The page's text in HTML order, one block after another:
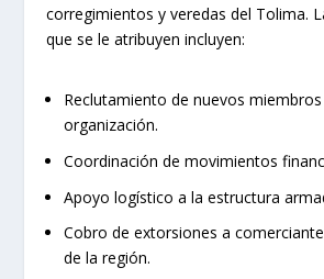
corregimientos y veredas del Tolima.
que se le atribuyen incluyen:
Reclutamiento de nuevos
organización.
Coordinación de movimientos
Apoyo logístico a la estructura
Cobro de extorsiones a
de la región.